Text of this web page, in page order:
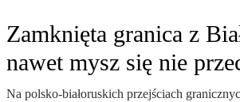
Zamknięta granica z
nawet mysz się nie
Na polsko-białoruskich przejściach